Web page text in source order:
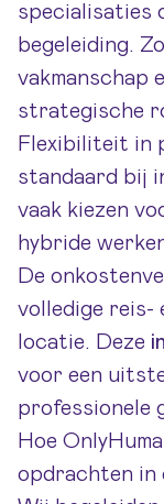
specialisaties
begeleiding.
vakmanschap
strategische
Flexibiliteit in
standaard bij
vaak kiezen
hybride
De
volledige reis-
locatie. Deze
voor een
professionele
Hoe
opdrachten in